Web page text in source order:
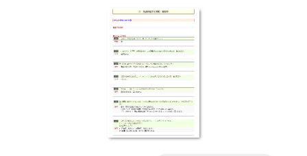
できますので、教材作成のために、自由に加
工編集してご活用ください｡